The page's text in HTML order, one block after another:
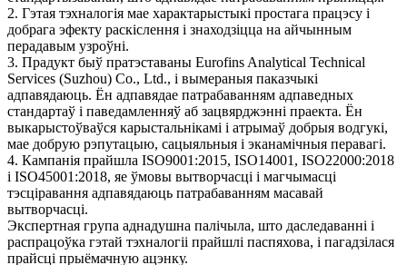
2. Гэтая тэхналогія мае характарыстыкі простага працэсу і
добрага эфекту раскіслення і знаходзіцца на айчынным
перадавым узроўні.
3. Прадукт быў пратэставаны Eurofins Analytical Technical
Services (Suzhou) Co., Ltd., і вымераныя паказчыкі
адпавядаюць. Ён адпавядае патрабаванням адпаведных
стандартаў і паведамленняў аб зацвярджэнні праекта. Ён
выкарыстоўваўся карыстальнікамі і атрымаў добрыя водгукі,
мае добрую рэпутацыю, сацыяльныя і эканамічныя перавагі.
4. Кампанія прайшла ISO9001:2015, ISO14001, ISO22000:2018
і ISO45001:2018, яе ўмовы вытворчасці і магчымасці
тэсціравання адпавядаюць патрабаванням масавай
вытворчасці.
Экспертная група аднадушна палічыла, што даследаванні і
распрацоўка гэтай тэхналогіі прайшлі паспяхова, і пагадзілася
прайсці прыёмачную ацэнку.